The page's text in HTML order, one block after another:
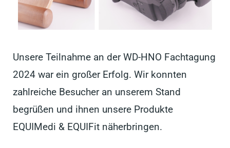
Unsere Teilnahme an der WD-HNO Fachtagung
2024 war ein großer Erfolg. Wir konnten
zahlreiche Besucher an unserem Stand
begrüßen und ihnen unsere Produkte
EQUIMedi & EQUIFit näherbringen.